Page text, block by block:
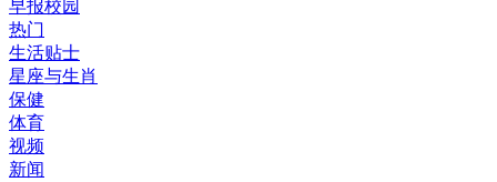
早报校园
热门
生活贴士
星座与生肖
保健
体育
视频
新闻